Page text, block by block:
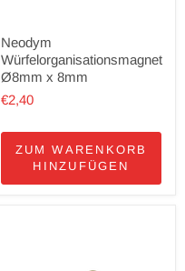
Neodym
Würfelorganisationsmagnet
Ø8mm x 8mm
€2,40
ZUM WARENKORB
HINZUFÜGEN